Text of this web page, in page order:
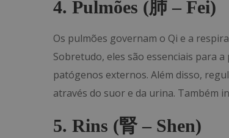
4. Pulmões (肺 – Fei)
Os pulmões governam o Qi e a
Sobretudo, eles são essenciais para
patógenos externos. Além disso,
através do suor e da urina. Também
5. Rins (腎 – Shen)